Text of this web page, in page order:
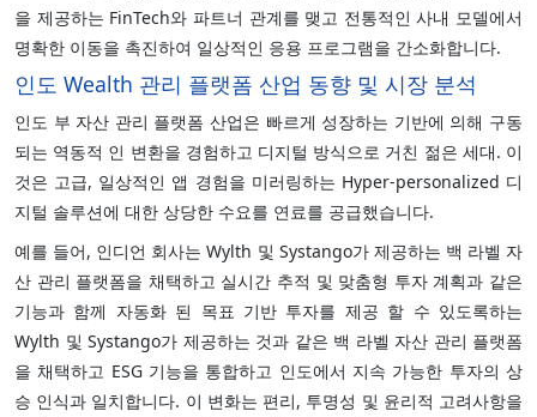
을 제공하는 FinTech와 파트너 관계를 맺고 전통적인 사내 모델에서
명확한 이동을 촉진하여 일상적인 응용 프로그램을 간소화합니다.
인도 Wealth 관리 플랫폼 산업 동향 및 시장 분석
인도 부 자산 관리 플랫폼 산업은 빠르게 성장하는 기반에 의해 구동
되는 역동적 인 변환을 경험하고 디지털 방식으로 거친 젊은 세대. 이
것은 고급, 일상적인 앱 경험을 미러링하는 Hyper-personalized 디
지털 솔루션에 대한 상당한 수요를 연료를 공급했습니다.
예를 들어, 인디언 회사는 Wylth 및 Systango가 제공하는 백 라벨 자
산 관리 플랫폼을 채택하고 실시간 추적 및 맞춤형 투자 계획과 같은
기능과 함께 자동화 된 목표 기반 투자를 제공 할 수 있도록하는
Wylth 및 Systango가 제공하는 것과 같은 백 라벨 자산 관리 플랫폼
을 채택하고 ESG 기능을 통합하고 인도에서 지속 가능한 투자의 상
승 인식과 일치합니다. 이 변화는 편리, 투명성 및 윤리적 고려사항을